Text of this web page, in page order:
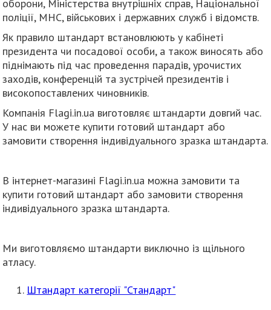
оборони, Міністерства внутрішніх справ, Національної
поліції, МНС, військових і державних служб і відомств.
Як правило штандарт встановлюють у кабінеті
президента чи посадової особи, а також виносять або
піднімають під час проведення парадів, урочистих
заходів, конференцій та зустрічей президентів і
високопоставлених чиновників.
Компанія Flagi.in.ua виготовляє штандарти довгий час.
У нас ви можете купити готовий штандарт або
замовити створення індивідуального зразка штандарта.
В інтернет-магазині Flagi.in.ua можна замовити та
купити готовий штандарт або замовити створення
індивідуального зразка штандарта.
Ми виготовляємо штандарти виключно із щільного
атласу.
Штандарт категорії "Стандарт"